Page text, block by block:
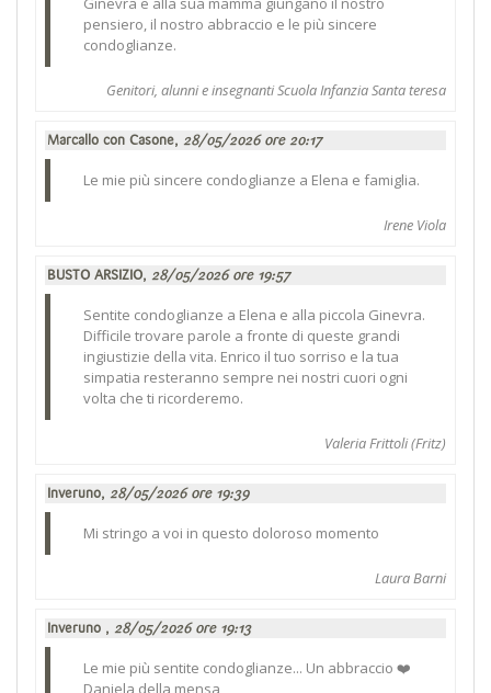
pensiero, il nostro abbraccio e le più sincere
condoglianze.
Genitori, alunni e insegnanti Scuola Infanzia Santa teresa
Marcallo con Casone, 28/05/2026 ore 20:17
Le mie più sincere condoglianze a Elena e famiglia.
Irene Viola
BUSTO ARSIZIO, 28/05/2026 ore 19:57
Sentite condoglianze a Elena e alla piccola Ginevra.
Difficile trovare parole a fronte di queste grandi
ingiustizie della vita. Enrico il tuo sorriso e la tua
simpatia resteranno sempre nei nostri cuori ogni
volta che ti ricorderemo.
Valeria Frittoli (Fritz)
Inveruno, 28/05/2026 ore 19:39
Mi stringo a voi in questo doloroso momento
Laura Barni
Inveruno , 28/05/2026 ore 19:13
Le mie più sentite condoglianze... Un abbraccio ❤️
Daniela della mensa